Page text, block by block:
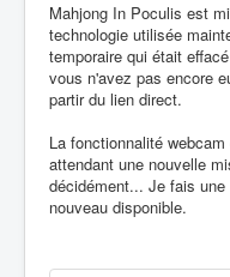
Mahjong In Poculis est
technologie utilisée
temporaire qui était
vous n'avez pas encore
partir du lien direct.
La fonctionnalité
attendant une nouvelle
décidément... Je fais
nouveau disponible.